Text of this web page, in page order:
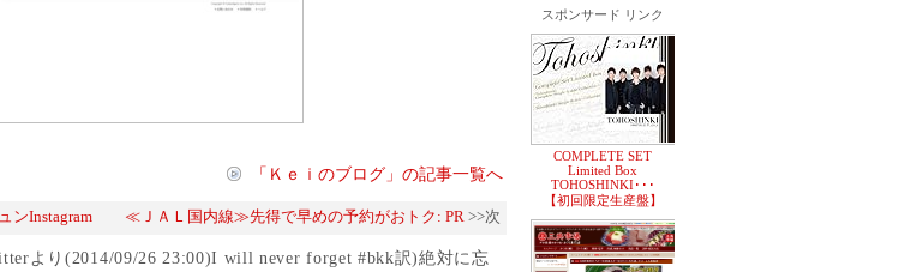
「Ｋｅｉのブログ」の記事一覧へ
ンInstagram ≪ＪＡＬ国内線≫先得で早めの予約がおトク: PR >>次
より(2014/09/26 23:00)I will never forget #bkk訳)絶対に忘
スポンサード リンク
COMPLETE SET
Limited Box
TOHOSHINKI･･･
【初回限定生産盤】